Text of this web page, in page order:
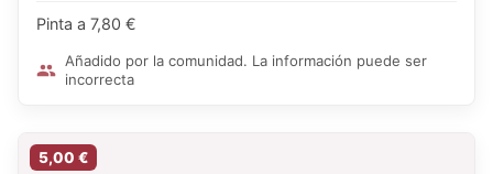
Pinta a 7,80 €
Añadido por la comunidad. La información puede ser
incorrecta
5,00 €